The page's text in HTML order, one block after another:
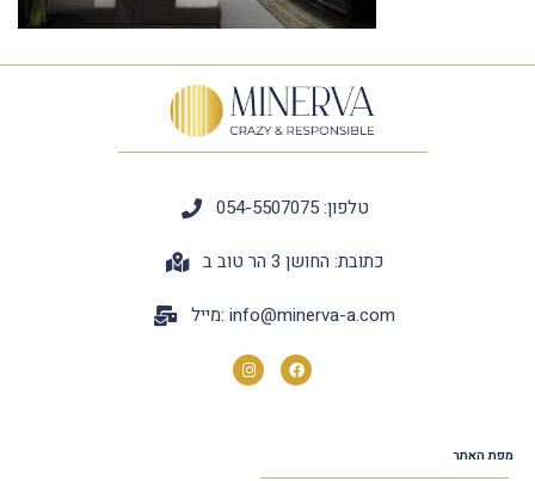
טלפון: 054-5507075
כתובת: החושן 3 הר טוב ב
מייל: info@minerva-a.com
מפת האתר